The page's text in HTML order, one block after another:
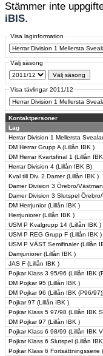
Stämmer inte
iBIS.
Visa laginformation
Välj säsong
Visa tävlingar 2011/12
Kontaktpersoner
Lag
Herrar Division 1 Mellersta
DM Herrar Grupp A (Lillån IBK )
DM Herrar Kvartsfinal 1 (Lillån
Herrar Division 4 (Lillån IBK B)
Kval till Div. 2 Damer (Lillån IBK )
Damer Division 3 Örebro/
Damer Division 3 Slutspel
DM Herrjunior (Lillån IBK )
Herrjuniorer (Lillån IBK )
USM P Kvalgrupp 14 (Lillån IBK )
USM P REG Grupp F (Lillån IBK )
USM P VÄST Semifinaler (Lillån
Damjuniorer (Lillån IBK )
JAS F (Lillån IBK )
Pojkar Klass 3 95/96 (Lillån IBK
DM Pojkar 95 (Lillån IBK )
DM Pojkar 96 (Lillån IBK (P96/
Pojkar 97 (Lillån IBK )
Pojkar Klass 5 97/98 (Lillån IBK
DM Pojkar 97 (Lillån IBK )
Pojkar Klass 6 98/99 (Lillån IBK
Pojkar Klass 6 Slutspel (Lillån
Pojkar Klass 6 Fortsättningsserie